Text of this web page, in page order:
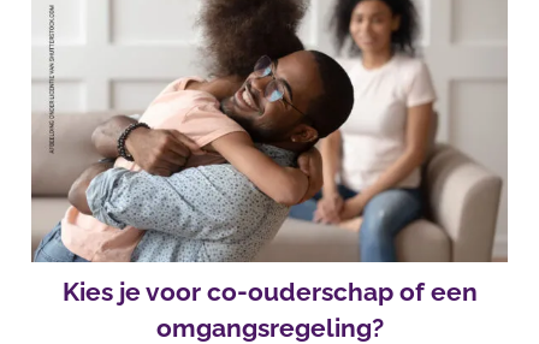
Kies je voor co-ouderschap of een
omgangsregeling?